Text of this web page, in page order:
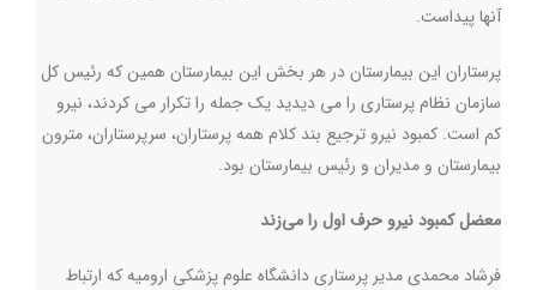
آنها پیداست.
پرستاران این بیمارستان در هر بخش این بیمارستان همین که رئیس کل
سازمان نظام پرستاری را می دیدید یک جمله را تکرار می کردند، نیرو
کم است. کمبود نیرو ترجیع بند کلام همه پرستاران، سرپرستاران، مترون
بیمارستان و مدیران و رئیس بیمارستان بود.
معضل کمبود نیرو حرف اول را می‌زند
فرشاد محمدی مدیر پرستاری دانشگاه علوم پزشکی ارومیه که ارتباط